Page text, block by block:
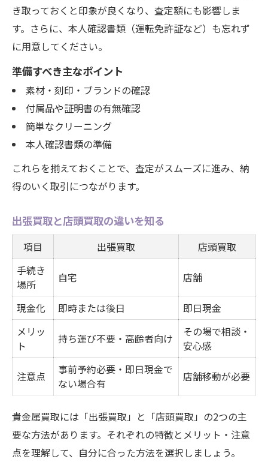
き取っておくと印象が良くなり、査定額にも影響しま
す。さらに、本人確認書類（運転免許証など）も忘れず
に用意してください。
準備すべき主なポイント
素材・刻印・ブランドの確認
付属品や証明書の有無確認
簡単なクリーニング
本人確認書類の準備
これらを揃えておくことで、査定がスムーズに進み、納
得のいく取引につながります。
出張買取と店頭買取の違いを知る
項目 出張買取
店頭買取
手続き
場所
自宅 店舗
現金化 即時または後日
即日現金
メリッ
ト
持ち運び不要・高齢者向け
その場で相談・
安心感
注意点
事前予約必要・即日現金で
ない場合有
店舗移動が必要
貴金属買取には「出張買取」と「店頭買取」の2つの主
要な方法があります。それぞれの特徴とメリット・注意
点を理解して、自分に合った方法を選択しましょう。